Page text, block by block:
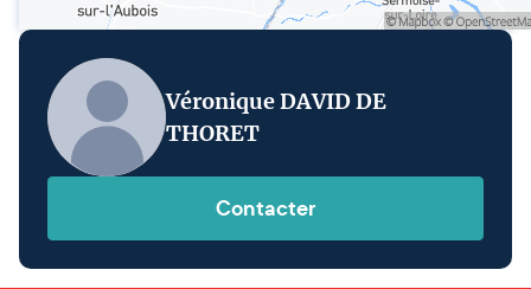
Véronique DAVID DE
THORET
Contacter